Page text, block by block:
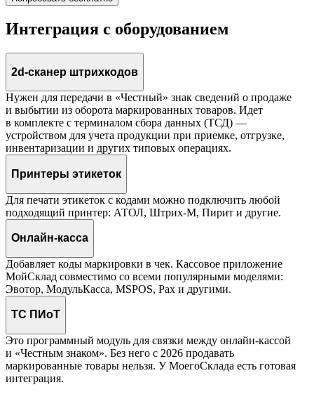
Интеграция с оборудованием
2d‑сканер штрихкодов
Нужен для передачи в «Честный» знак сведений о продаже
и выбытии из оборота маркированных товаров. Идет
в комплекте с терминалом сбора данных (ТСД) —
устройством для учета продукции при приемке, отгрузке,
инвентаризации и других типовых операциях.
Принтеры этикеток
Для печати этикеток с кодами можно подключить любой
подходящий принтер: АТОЛ, Штрих‑М, Пирит и другие.
Онлайн‑касса
Добавляет коды маркировки в чек. Кассовое приложение
МойСклад совместимо со всеми популярными моделями:
Эвотор, МодульКасса, MSPOS, Pax и другими.
ТС ПИоТ
Это программный модуль для связки между онлайн-кассой
и «Честным знаком». Без него с 2026 продавать
маркированные товары нельзя. У МоегоСклада есть готовая
интеграция.